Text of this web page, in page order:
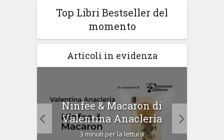
Top Libri Bestseller del
momento
Articoli in evidenza
Ninfee & Macaron di
Valentina Anacleria
3 minuti per la lettura